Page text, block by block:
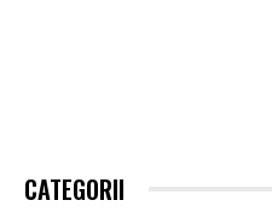
CATEGORII